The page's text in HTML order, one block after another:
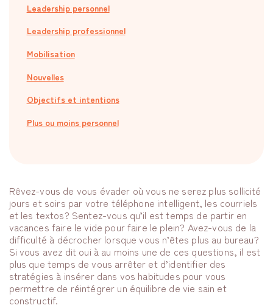
Leadership personnel
Leadership professionnel
Mobilisation
Nouvelles
Objectifs et intentions
Plus ou moins personnel
Rêvez-vous de vous évader où vous ne serez plus sollicité
jours et soirs par votre téléphone intelligent, les courriels
et les textos? Sentez-vous qu’il est temps de partir en
vacances faire le vide pour faire le plein? Avez-vous de la
difficulté à décrocher lorsque vous n’êtes plus au bureau?
Si vous avez dit oui à au moins une de ces questions, il est
plus que temps de vous arrêter et d’identifier des
stratégies à insérer dans vos habitudes pour vous
permettre de réintégrer un équilibre de vie sain et
constructif.